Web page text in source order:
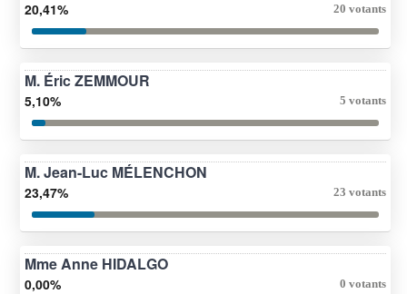
20,41% 20 votants
M. Éric ZEMMOUR
5,10% 5 votants
M. Jean-Luc MÉLENCHON
23,47% 23 votants
Mme Anne HIDALGO
0,00% 0 votants